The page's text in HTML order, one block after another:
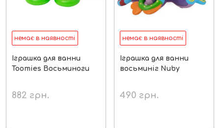
немає в наявності
Іграшка для ванни
Toomies Восьминоги
882 грн.
немає в наявності
Іграшка для ванни
восьминіг Nuby
490 грн.